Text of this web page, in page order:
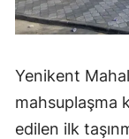
Yenikent
mahsuplaşma
edilen ilk